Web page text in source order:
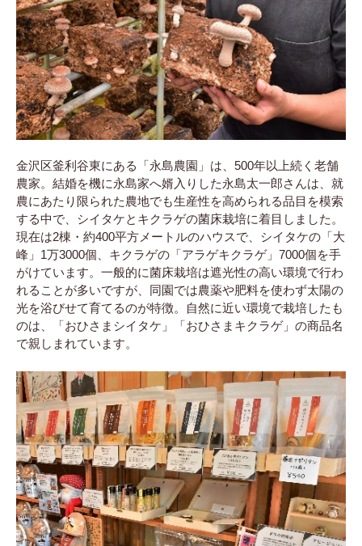
金沢区釜利谷東にある「永島農園」は、500年以上続く老舗
農家。結婚を機に永島家へ婿入りした永島太一郎さんは、就
農にあたり限られた農地でも生産性を高められる品目を模索
する中で、シイタケとキクラゲの菌床栽培に着目しました。
現在は2棟・約400平方メートルのハウスで、シイタケの「大
峰」1万3000個、キクラゲの「アラゲキクラゲ」7000個を手
がけています。一般的に菌床栽培は遮光性の高い環境で行わ
れることが多いですが、同園では農薬や肥料を使わず太陽の
光を浴びせて育てるのが特徴。自然に近い環境で栽培したも
のは、「おひさまシイタケ」「おひさまキクラゲ」の商品名
で親しまれています。